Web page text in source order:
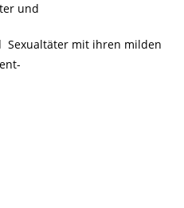
und
mit ihren milden